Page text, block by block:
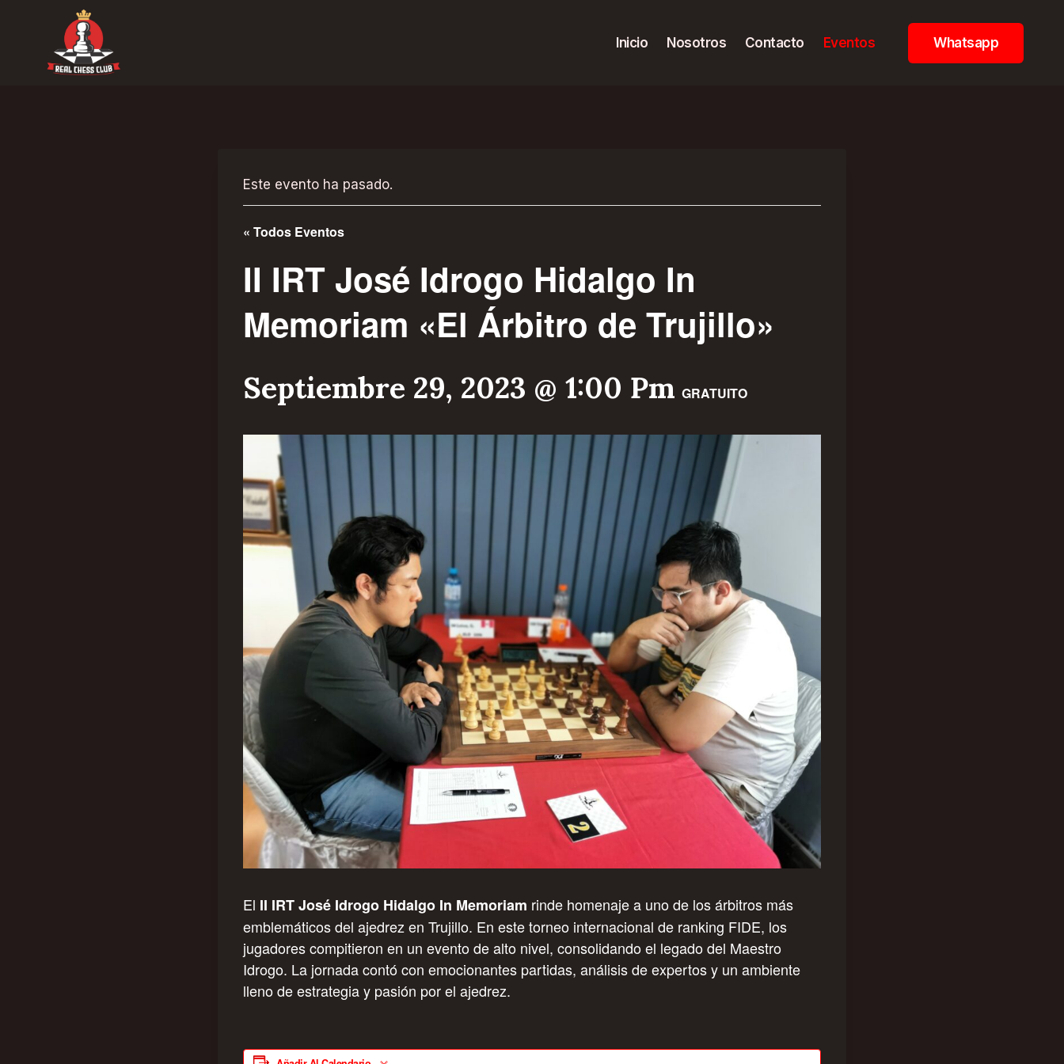
contenido
Inicio Nosotros Contacto Eventos Whatsapp
Este evento ha pasado.
« Todos Eventos
II IRT José Idrogo Hidalgo In
Memoriam «El Árbitro de Trujillo»
Septiembre 29, 2023 @ 1:00 Pm GRATUITO
El II IRT José Idrogo Hidalgo In Memoriam rinde homenaje a uno de los árbitros más
emblemáticos del ajedrez en Trujillo. En este torneo internacional de ranking FIDE, los
jugadores compitieron en un evento de alto nivel, consolidando el legado del Maestro
Idrogo. La jornada contó con emocionantes partidas, análisis de expertos y un ambiente
lleno de estrategia y pasión por el ajedrez.